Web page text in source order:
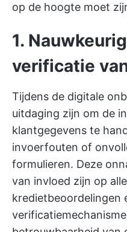
op de hoogte moet
1.
verificatie
Tijdens de digitale
uitdaging zijn om de
klantgegevens te
invoerfouten of
formulieren. Deze
van invloed zijn op
kredietbeoordelingen